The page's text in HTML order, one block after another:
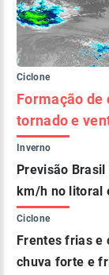
Ciclone
Formação
tornado e
Inverno
Previsão
km/h no litoral
Ciclone
Frentes frias e
chuva forte e